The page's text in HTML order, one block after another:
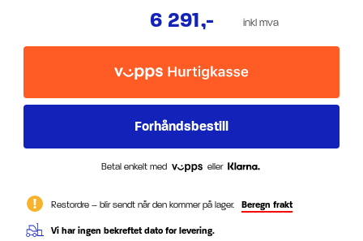
6 291,- inkl mva
Betal enkelt med eller
Restordre – blir sendt når den kommer på lager. Beregn frakt
Vi har ingen bekreftet dato for levering.